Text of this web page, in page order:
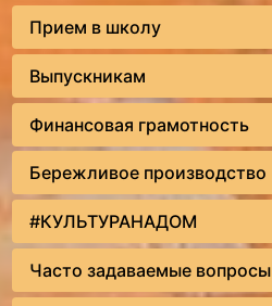
Прием в школу
Выпускникам
Финансовая грамотность
Бережливое производство
#КУЛЬТУРАНАДОМ
Часто задаваемые вопросы